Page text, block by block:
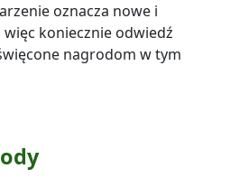
oznacza nowe i
koniecznie odwiedź
nagrodom w tym